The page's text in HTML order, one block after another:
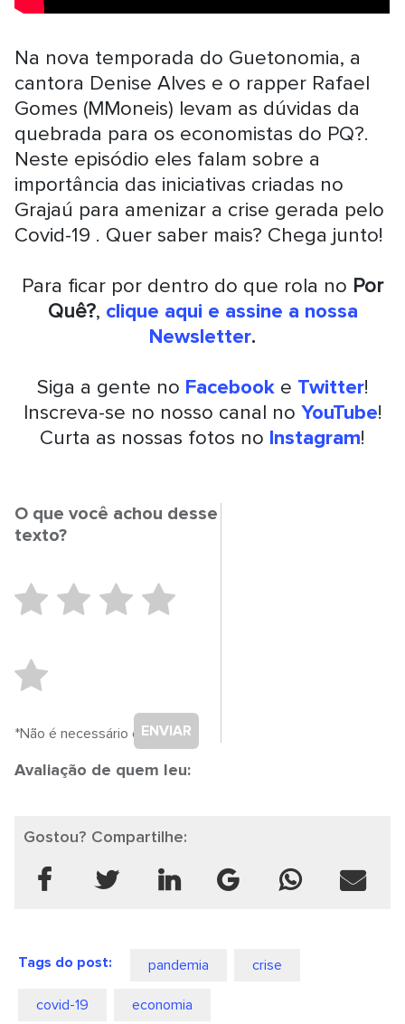
Na nova temporada do Guetonomia, a
cantora Denise Alves e o rapper Rafael
Gomes (MMoneis) levam as dúvidas da
quebrada para os economistas do PQ?.
Neste episódio eles falam sobre a
importância das iniciativas criadas no
Grajaú para amenizar a crise gerada pelo
Covid-19 . Quer saber mais? Chega junto!
Para ficar por dentro do que rola no Por
Quê?, clique aqui e assine a nossa
Newsletter.
Siga a gente no Facebooke Twitter!
Inscreva-se no nosso canal no YouTube!
Curta as nossas fotos no Instagram!
O que você achou desse
texto?
ENVIAR
*Não é necessário cadastro.
Avaliação de quem leu:
Gostou? Compartilhe:
Tags do post: pandemia crise
covid-19 economia